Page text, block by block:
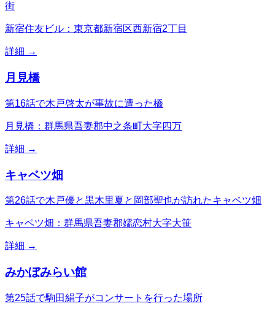
街
新宿住友ビル：東京都新宿区西新宿2丁目
詳細 →
月見橋
第16話で木戸啓太が事故に遭った橋
月見橋：群馬県吾妻郡中之条町大字四万
詳細 →
キャベツ畑
第26話で木戸優と黒木里夏と岡部聖也が訪れたキャベツ畑
キャベツ畑：群馬県吾妻郡嬬恋村大字大笹
詳細 →
みかぼみらい館
第25話で駒田絹子がコンサートを行った場所